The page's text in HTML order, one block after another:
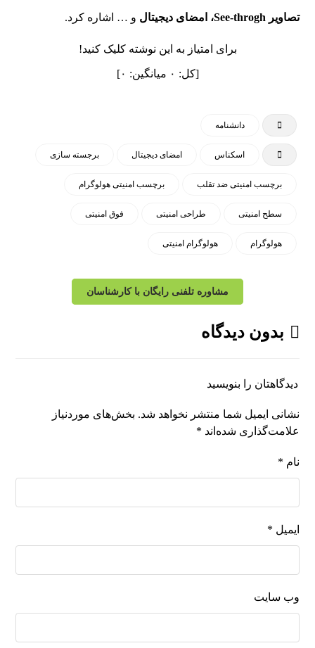
تصاویر See-throgh، امضای دیجیتال و … اشاره کرد.
برای امتیاز به این نوشته کلیک کنید!
[کل: ۰ میانگین: ۰]
دانشنامه
اسکناس امضای دیجیتال برجسته سازی
برچسب امنیتی ضد تقلب برچسب امنیتی هولوگرام
سطح امنیتی طراحی امنیتی فوق امنیتی
هولوگرام هولوگرام امنیتی
مشاوره تلفنی رایگان با کارشناسان
بدون دیدگاه
دیدگاهتان را بنویسید
نشانی ایمیل شما منتشر نخواهد شد. بخش‌های موردنیاز
علامت‌گذاری شده‌اند *
نام *
ایمیل *
وب‌ سایت